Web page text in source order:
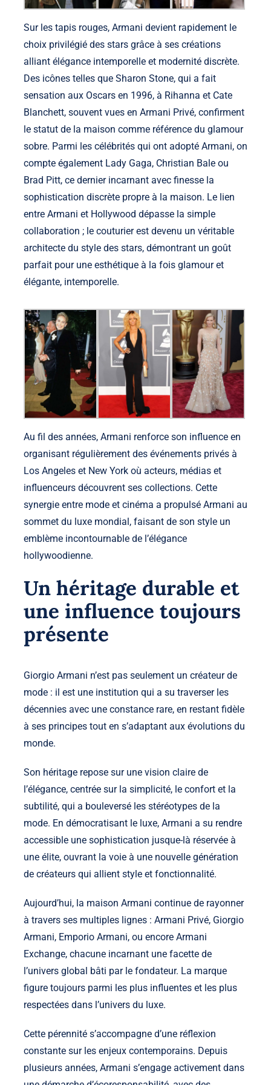
Sur les tapis rouges, Armani devient rapidement le
choix privilégié des stars grâce à ses créations
alliant élégance intemporelle et modernité discrète.
Des icônes telles que Sharon Stone, qui a fait
sensation aux Oscars en 1996, à Rihanna et Cate
Blanchett, souvent vues en Armani Privé, confirment
le statut de la maison comme référence du glamour
sobre. Parmi les célébrités qui ont adopté Armani, on
compte également Lady Gaga, Christian Bale ou
Brad Pitt, ce dernier incarnant avec finesse la
sophistication discrète propre à la maison. Le lien
entre Armani et Hollywood dépasse la simple
collaboration ; le couturier est devenu un véritable
architecte du style des stars, démontrant un goût
parfait pour une esthétique à la fois glamour et
élégante, intemporelle.
Au fil des années, Armani renforce son influence en
organisant régulièrement des événements privés à
Los Angeles et New York où acteurs, médias et
influenceurs découvrent ses collections. Cette
synergie entre mode et cinéma a propulsé Armani au
sommet du luxe mondial, faisant de son style un
emblème incontournable de l’élégance
hollywoodienne.
Un héritage durable et
une influence toujours
présente
Giorgio Armani n’est pas seulement un créateur de
mode : il est une institution qui a su traverser les
décennies avec une constance rare, en restant fidèle
à ses principes tout en s’adaptant aux évolutions du
monde.
Son héritage repose sur une vision claire de
l’élégance, centrée sur la simplicité, le confort et la
subtilité, qui a bouleversé les stéréotypes de la
mode. En démocratisant le luxe, Armani a su rendre
accessible une sophistication jusque-là réservée à
une élite, ouvrant la voie à une nouvelle génération
de créateurs qui allient style et fonctionnalité.
Aujourd’hui, la maison Armani continue de rayonner
à travers ses multiples lignes : Armani Privé, Giorgio
Armani, Emporio Armani, ou encore Armani
Exchange, chacune incarnant une facette de
l’univers global bâti par le fondateur. La marque
figure toujours parmi les plus influentes et les plus
respectées dans l’univers du luxe.
Cette pérennité s’accompagne d’une réflexion
constante sur les enjeux contemporains. Depuis
plusieurs années, Armani s’engage activement dans